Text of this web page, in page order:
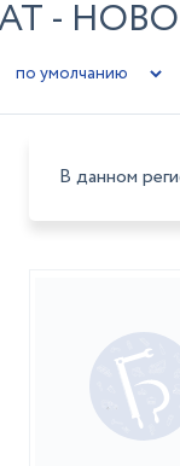
-
В данном